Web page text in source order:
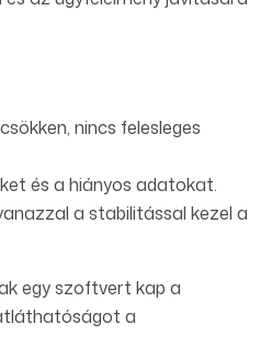
nincs felesleges
és a hiányos adatokat.
a stabilitással kezel a
egy szoftvert kap a
a